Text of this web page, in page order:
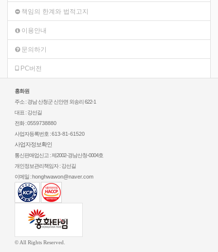
책임의 한계와 법적고지
이용안내
문의하기
PC버전
홍화원
주소 : 경남 산청군 신안면 외송리 622-1
대표 : 강선길
전화 :0559738880
사업자등록번호 :613-81-61520
사업자정보확인
통신판매업신고 : 제2002-경남산청-0004호
개인정보관리책임자 : 강선길
이메일 :honghwawon@naver.com
© All Rights Reserved.